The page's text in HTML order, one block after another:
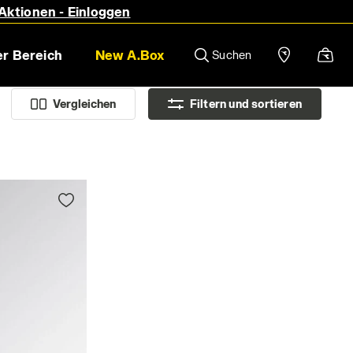
- Einloggen
Bereich New A.Box Suchen
Vergleichen Filtern und sortieren